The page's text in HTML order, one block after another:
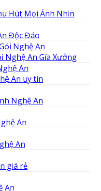
Hút Mọi Ánh Nhìn
Độc Đáo
Nghệ An Gía Xưởng
An uy tín
Nghệ An
An
An
giá rẻ
An